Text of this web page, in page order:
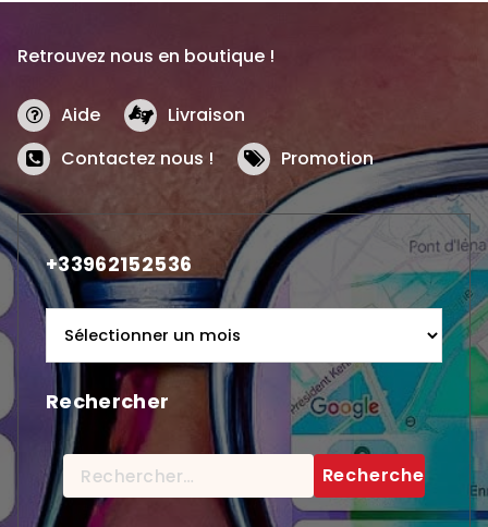
Retrouvez nous en boutique !
Aide
Livraison
Contactez nous !
Promotion
+33962152536
+33962152536
Rechercher
Rechercher :